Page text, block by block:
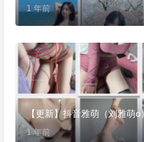
1 年前
【更新】抖音雅萌（刘雅萌
1 年前